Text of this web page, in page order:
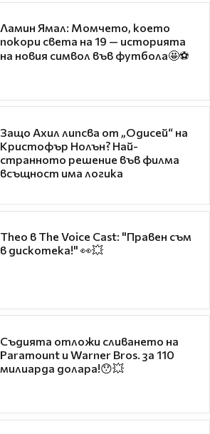
Ламин Ямал: Момчето, което
покори света на 19 — историята
на новия символ във футбола🤩⚽
Защо Ахил липсва от „Одисей“ на
Кристофър Нолън? Най-
странното решение във филма
всъщност има логика
Theo в The Voice Cast: "Правен съм
в дискотека!" 👀💥
Съдията отложи сливането на
Paramount и Warner Bros. за 110
милиарда долара!😯💥